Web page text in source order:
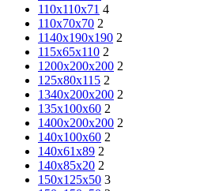
110x110x71 4
110x70x70 2
1140x190x190 2
115x65x110 2
1200x200x200 2
125x80x115 2
1340x200x200 2
135x100x60 2
1400x200x200 2
140x100x60 2
140x61x89 2
140x85x20 2
150x125x50 3